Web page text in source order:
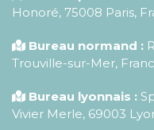
Honoré, 75008 Paris,
Bureau normand :
Trouville-sur-Mer,
Bureau lyonnais :
Vivier Merle, 69003